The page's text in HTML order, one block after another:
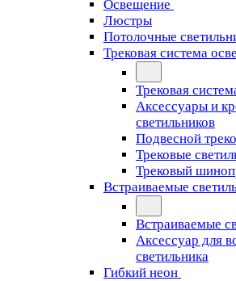
Освещение
Люстры
Потолочные
Трековая система
Трековая
Аксессуары и
светильников
Подвесной
Трековые
Трековый
Встраиваемые
Встраиваемые
Аксессуар для
светильника
Гибкий неон